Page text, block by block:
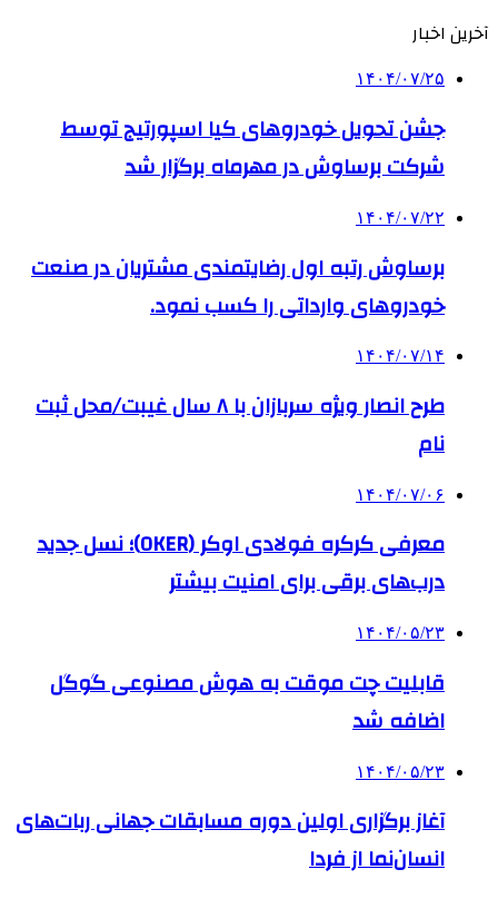
آخرین اخبار
۱۴۰۴/۰۷/۲۵
جشن تحویل خودروهای کیا اسپورتیج توسط
شرکت برساوش در مهرماه برگزار شد
۱۴۰۴/۰۷/۲۲
برساوش رتبه اول رضایتمندی مشتریان در صنعت
خودروهای وارداتی را کسب نمود.
۱۴۰۴/۰۷/۱۴
طرح انصار ویژه سربازان با ۸ سال غیبت/محل ثبت
نام
۱۴۰۴/۰۷/۰۶
معرفی کرکره فولادی اوکر (OKER)؛ نسل جدید
درب‌های برقی برای امنیت بیشتر
۱۴۰۴/۰۵/۲۳
قابلیت چت موقت به هوش مصنوعی گوگل
اضافه شد
۱۴۰۴/۰۵/۲۳
آغاز برگزاری اولین دوره مسابقات جهانی ربات‌های
انسان‌نما از فردا